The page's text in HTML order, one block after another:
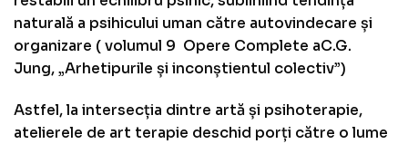
naturală a psihicului uman către autovindecare și
organizare ( volumul 9 Opere Complete aC.G.
Jung, „Arhetipurile și inconștientul colectiv”)
Astfel, la intersecția dintre artă și psihoterapie,
atelierele de art terapie deschid porți către o lume